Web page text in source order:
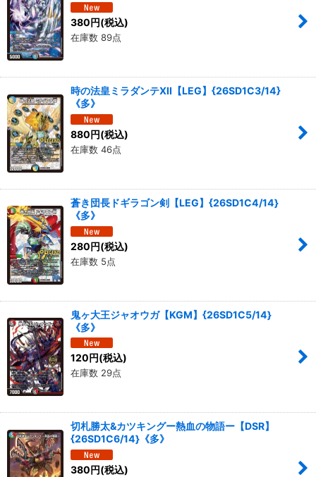
380 円(税込)
在庫数 89点
時の法皇ミラダンテXII【LEG】{26SD1C3/14}
《多》
880円(税込)
在庫数 46点
蒼き団長ドギラゴン剣【LEG】{26SD1C4/14}
《多》
280円(税込)
在庫数 5点
鬼ヶ大王ジャオウガ【KGM】{26SD1C5/14}
《多》
120 円(税込)
在庫数 29点
切札勝太&カツキングー熱血の物語ー【DSR】
{26SD1C6/14}《多》
380円(税込)